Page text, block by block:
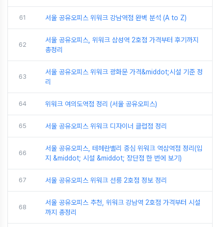
61 서울 공유오피스 위워크 강남역점 완벽 분석 (A to Z)
62
서울 공유오피스, 위워크 삼성역 2호점 가격부터 후기까지
총정리
63
서울 공유오피스 위워크 광화문 가격&middot;시설 기준 정
리
64 위워크 여의도역점 정리 (서울 공유오피스)
65 서울 공유오피스 위워크 디자이너 클럽점 정리
66
서울 공유오피스, 테헤란밸리 중심 위워크 역삼역점 정리(입
지 &middot; 시설 &middot; 장단점 한 번에 보기)
67 서울 공유오피스 위워크 선릉 2호점 정보 정리
68
서울 공유오피스 추천, 위워크 강남역 2호점 가격부터 시설
까지 총정리